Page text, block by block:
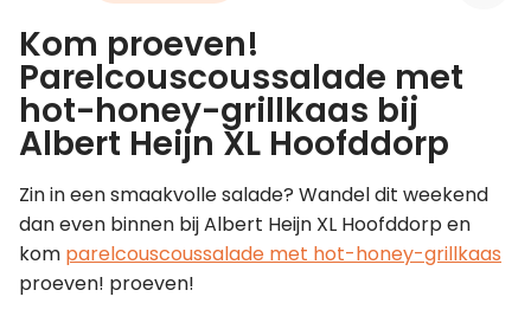
Kooktips & blogs
Kom proeven!
Parelcouscoussalade met
hot-honey-grillkaas bij
Albert Heijn XL Hoofddorp
Zin in een smaakvolle salade? Wandel dit weekend
dan even binnen bij Albert Heijn XL Hoofddorp en
kom parelcouscoussalade met hot-honey-grillkaas
proeven! proeven!